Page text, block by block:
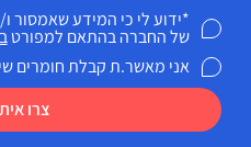
צרו
*ידוע לי כי המידע שאמסור
של החברה בהתאם למפורט
אני מאשר.ת קבלת חומרים